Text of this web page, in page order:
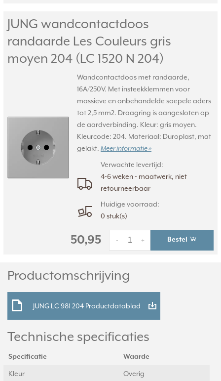
JUNG wandcontactdoos
randaarde Les Couleurs gris
moyen 204 (LC 1520 N 204)
Wandcontactdoos met randaarde,
16A/250V. Met insteekklemmen voor
massieve en onbehandelde soepele aders
tot 2,5 mm2. Draagring is aangesloten op
de aardverbinding. Kleur: gris moyen.
Kleurcode: 204. Materiaal: Duroplast, mat
gelakt. Meer informatie »
Verwachte levertijd:
4-6 weken - maatwerk, niet
retourneerbaar
Huidige voorraad:
0 stuk(s)
50,95 +
- Bestel
Productomschrijving
JUNG LC 981 204 Productdatablad
Technische specificaties
Specificatie Waarde
Kleur Overig